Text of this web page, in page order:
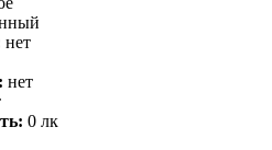
нет
нет
0 лк